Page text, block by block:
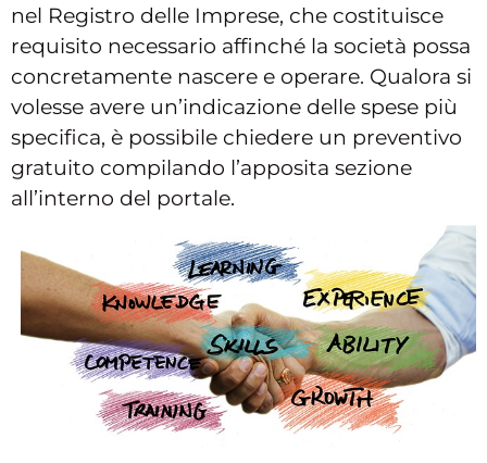
nel Registro delle Imprese, che costituisce
requisito necessario affinché la società possa
concretamente nascere e operare. Qualora si
volesse avere un’indicazione delle spese più
specifica, è possibile chiedere un preventivo
gratuito compilando l’apposita sezione
all’interno del portale.